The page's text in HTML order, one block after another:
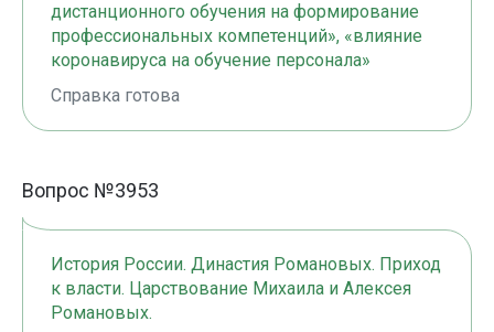
дистанционного обучения на формирование
профессиональных компетенций», «влияние
коронавируса на обучение персонала»
Справка готова
Вопрос №3953
История России. Династия Романовых. Приход
к власти. Царствование Михаила и Алексея
Романовых.